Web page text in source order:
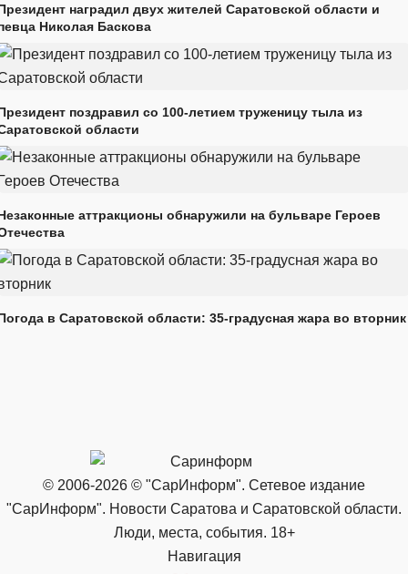
наградил двух жителей Саратовской области и
Николая Баскова
поздравил со 100-летием труженицу тыла из
области
аттракционы обнаружили на бульваре Героев
в Саратовской области: 35-градусная жара во вторник
© 2006-2026 © "СарИнформ". Сетевое издание
"СарИнформ". Новости Саратова и Саратовской области.
Люди, места, события. 18+
Навигация